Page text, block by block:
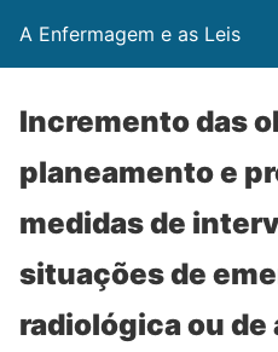
A Enfermagem e as Leis
Incremento das
planeamento e
medidas de
situações de
radiológica ou